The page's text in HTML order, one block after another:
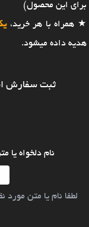
برای این محصول)
★ همراه با هر خرید،
هدیه داده میشود.
ثبت سفارش
نام دلخواه یا
لطفا نام یا متن